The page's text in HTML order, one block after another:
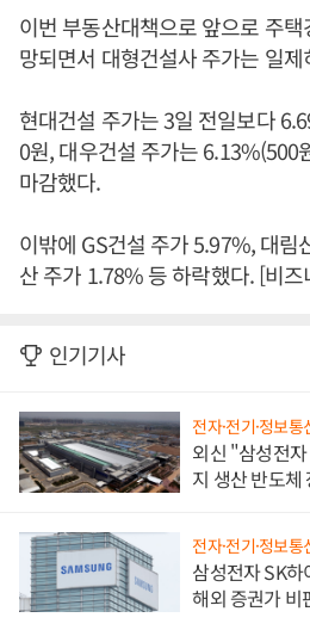
이번 부동산대책으로 앞으로 주
망되면서 대형건설사 주가는 일
현대건설 주가는 3일 전일보다
0원, 대우건설 주가는 6.13%(500
마감했다.
이밖에 GS건설 주가 5.97%, 대림
산 주가 1.78% 등 하락했다. [비
인기기사
전자·전기·정보통
외신 "삼성전
지 생산 반도체
전자·전기·정보통
삼성전자 SK
해외 증권가 비